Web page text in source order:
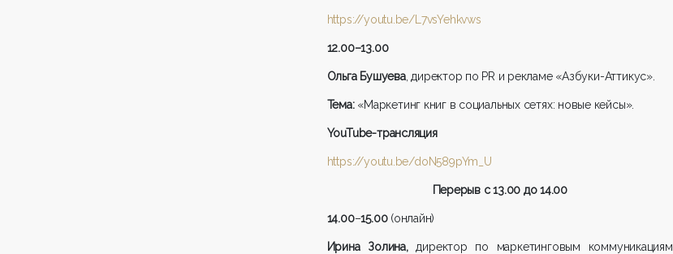
https://youtu.be/L7vsYehkvws
12.00–13.00
Ольга Бушуева, директор по PR и рекламе «Азбуки-Аттикус».
Тема: «Маркетинг книг в социальных сетях: новые кейсы».
YouTube-трансляция
https://youtu.be/doN589pYm_U
Перерыв с 13.00 до 14.00
14.00–15.00 (онлайн)
Ирина Золина, директор по маркетинговым коммуникациям